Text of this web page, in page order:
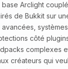
Arclight
de Bukkit sur
côté
complexes
créateurs qui